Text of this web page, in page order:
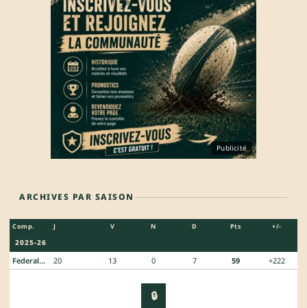
Publicité
ARCHIVES PAR SAISON
Comp. J V N D Pts +/-
2025-26
Federale 3 20 13 0 7 59 +222
🔒